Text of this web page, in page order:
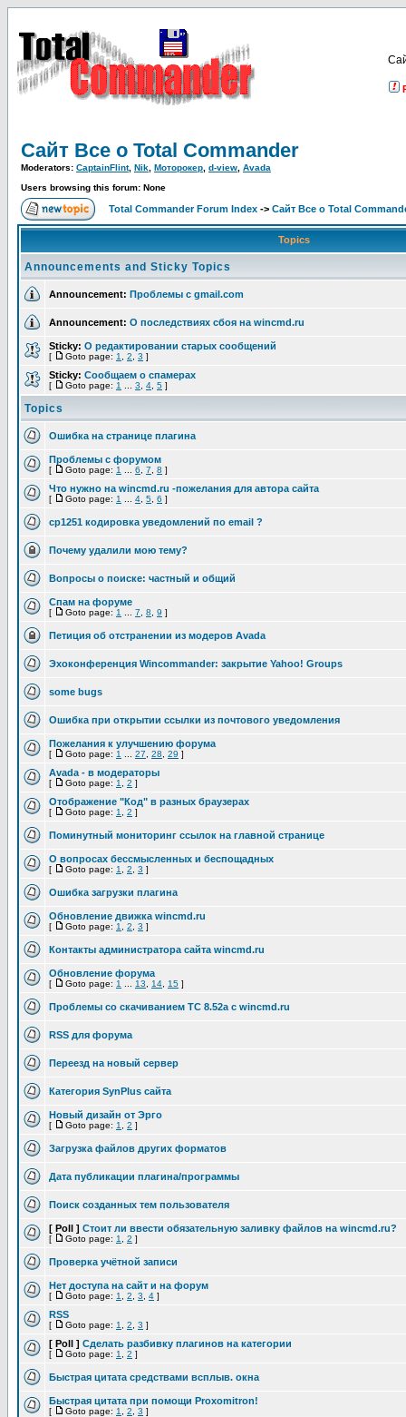
Сайт Все о Total Commander
Moderators: CaptainFlint, Nik Моторокер d-view Avada
Users browsing this forum: None
Total Commander Forum Index -> Сайт Все о Total
Topics
Announcements and Sticky Topics
Announcement: Проблемы с gmail.com
Announcement: О последствиях сбоя на wincmd.ru
Sticky: О редактировании старых сообщений
[ Goto page: 1 2 3 ]
Sticky: Сообщаем о спамерах
[ Goto page: 1 3 4 5 ]
Topics
Ошибка на странице плагина
Проблемы с форумом
[ Goto page: 1 6 7 8 ]
Что нужно на wincmd.ru -пожелания для автора сайта
[ Goto page: 1 4 5 6 ]
cp1251 кодировка уведомлений по email ?
Почему удалили мою тему?
Вопросы о поиске: частный и общий
Спам на форуме
[ Goto page: 1 7 8 9 ]
Петиция об отстранении из модеров Avada
Эхоконференция Wincommander: закрытие Yahoo! Groups
some bugs
Ошибка при открытии ссылки из почтового уведомления
Пожелания к улучшению форума
[ Goto page: 1 27 28 29 ]
Avada - в модераторы
[ Goto page: 1 2 ]
Отображение "Код" в разных браузерах
[ Goto page: 1 2 ]
Поминутный мониторинг ссылок на главной странице
О вопросах бессмысленных и беспощадных
[ Goto page: 1 2 3 ]
Ошибка загрузки плагина
Обновление движка wincmd.ru
[ Goto page: 1 2 3 ]
Контакты администратора сайта wincmd.ru
Обновление форума
[ Goto page: 1 13 14 15 ]
Проблемы со скачиванием TC 8.52a с wincmd.ru
RSS для форума
Переезд на новый сервер
Категория SynPlus сайта
Новый дизайн от Эрго
[ Goto page: 1 2 ]
Загрузка файлов других форматов
Дата публикации плагина/программы
Поиск созданных тем пользователя
[ Poll ] Стоит ли ввести обязательную заливку файлов на wincmd.ru?
[ Goto page: 1 2 ]
Проверка учётной записи
Нет доступа на сайт и на форум
[ Goto page: 1 2 3 4 ]
RSS
[ Goto page: 1 2 3 ]
[ Poll ] Сделать разбивку плагинов на категории
[ Goto page: 1 2 ]
Быстрая цитата средствами всплыв. окна
Быстрая цитата при помощи Proxomitron!
[ Goto page: 1 2 3 ]